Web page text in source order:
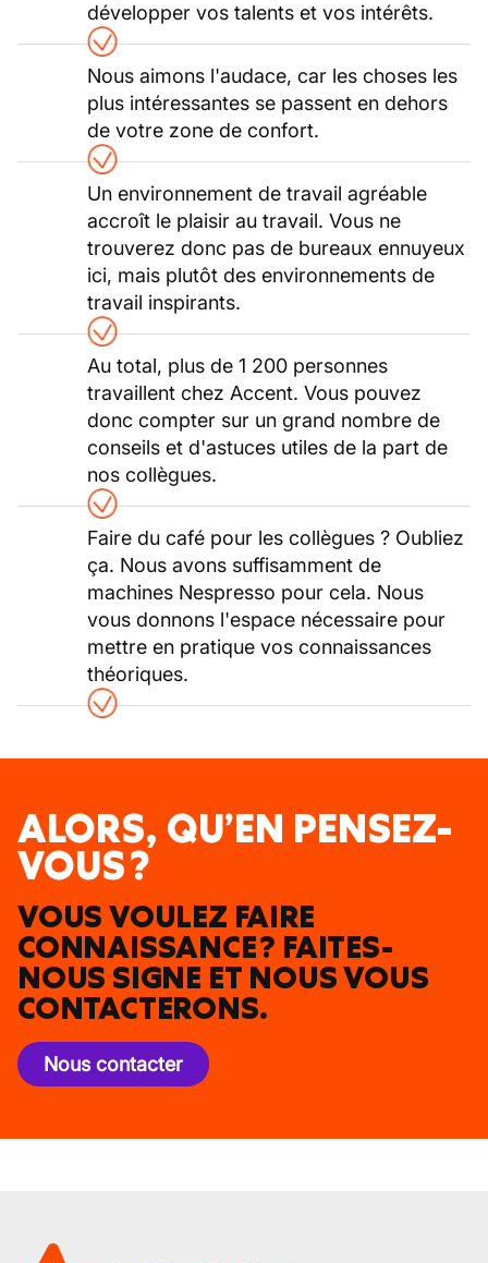
développer vos talents et vos intérêts.
Nous aimons l'audace, car les choses les
plus intéressantes se passent en dehors
de votre zone de confort.
Un environnement de travail agréable
accroît le plaisir au travail. Vous ne
trouverez donc pas de bureaux ennuyeux
ici, mais plutôt des environnements de
travail inspirants.
Au total, plus de 1 200 personnes
travaillent chez Accent. Vous pouvez
donc compter sur un grand nombre de
conseils et d'astuces utiles de la part de
nos collègues.
Faire du café pour les collègues ? Oubliez
ça. Nous avons suffisamment de
machines Nespresso pour cela. Nous
vous donnons l'espace nécessaire pour
mettre en pratique vos connaissances
théoriques.
ALORS, QU’EN PENSEZ-
VOUS ?
VOUS VOULEZ FAIRE
CONNAISSANCE ? FAITES-
NOUS SIGNE ET NOUS VOUS
CONTACTERONS.
Nous contacter